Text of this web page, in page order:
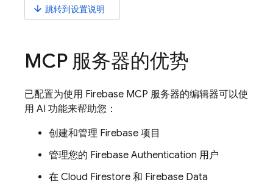
arrow_downward 跳转到设置说明
MCP 服务器的优势
已配置为使用 Firebase MCP 服务器的编辑器可以使
用 AI 功能来帮助您：
创建和管理 Firebase 项目
管理您的 Firebase Authentication 用户
在 Cloud Firestore 和 Firebase Data